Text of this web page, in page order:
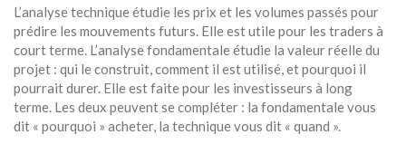
L’analyse technique étudie les prix et les volumes passés pour
prédire les mouvements futurs. Elle est utile pour les traders à
court terme. L’analyse fondamentale étudie la valeur réelle du
projet : qui le construit, comment il est utilisé, et pourquoi il
pourrait durer. Elle est faite pour les investisseurs à long
terme. Les deux peuvent se compléter : la fondamentale vous
dit « pourquoi » acheter, la technique vous dit « quand ».